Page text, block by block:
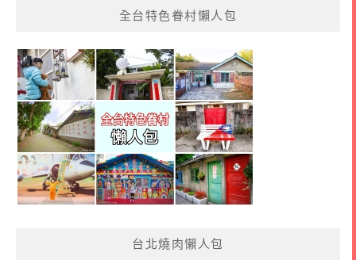
全台特色眷村懶人包
台北燒肉懶人包